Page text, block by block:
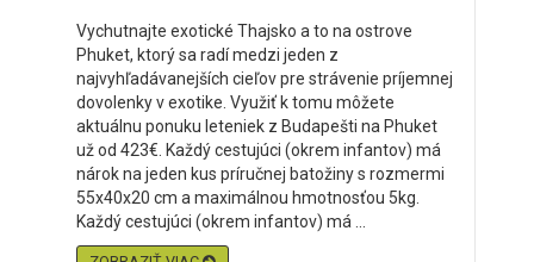
Vychutnajte exotické Thajsko a to na ostrove
Phuket, ktorý sa radí medzi jeden z
najvyhľadávanejších cieľov pre strávenie príjemnej
dovolenky v exotike. Využiť k tomu môžete
aktuálnu ponuku leteniek z Budapešti na Phuket
už od 423€. Každý cestujúci (okrem infantov) má
nárok na jeden kus príručnej batožiny s rozmermi
55x40x20 cm a maximálnou hmotnosťou 5kg.
Každý cestujúci (okrem infantov) má ...